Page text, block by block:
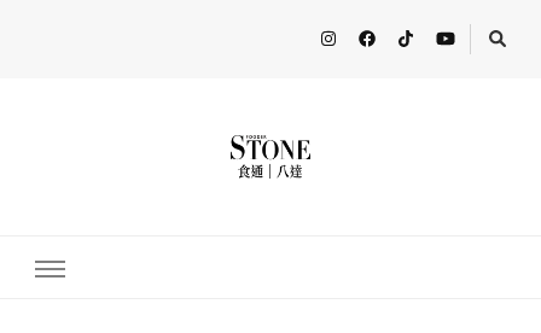
多人分享最新的消息！ FooderstoneTW，一個為了分享吃喝玩樂資